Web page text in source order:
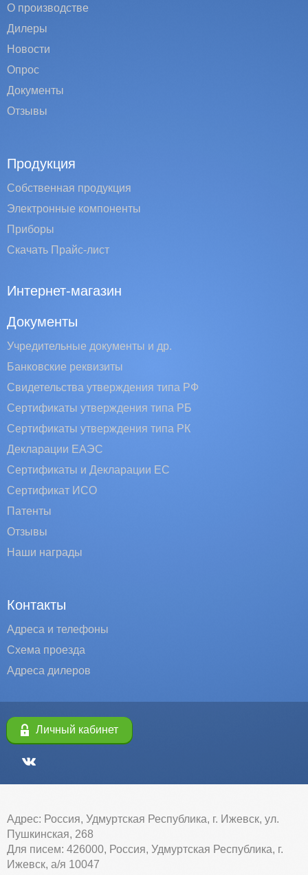
О производстве
Дилеры
Новости
Опрос
Документы
Отзывы
Продукция
Собственная продукция
Электронные компоненты
Приборы
Скачать Прайс-лист
Интернет-магазин
Документы
Учредительные документы и др.
Банковские реквизиты
Свидетельства утверждения типа РФ
Сертификаты утверждения типа РБ
Сертификаты утверждения типа РК
Декларации ЕАЭС
Сертификаты и Декларации EC
Сертификат ИСО
Патенты
Отзывы
Наши награды
Контакты
Адреса и телефоны
Схема проезда
Адреса дилеров
Личный кабинет
Адрес: Россия, Удмуртская Республика, г. Ижевск, ул.
Пушкинская, 268
Для писем: 426000, Россия, Удмуртская Республика, г.
Ижевск, а/я 10047